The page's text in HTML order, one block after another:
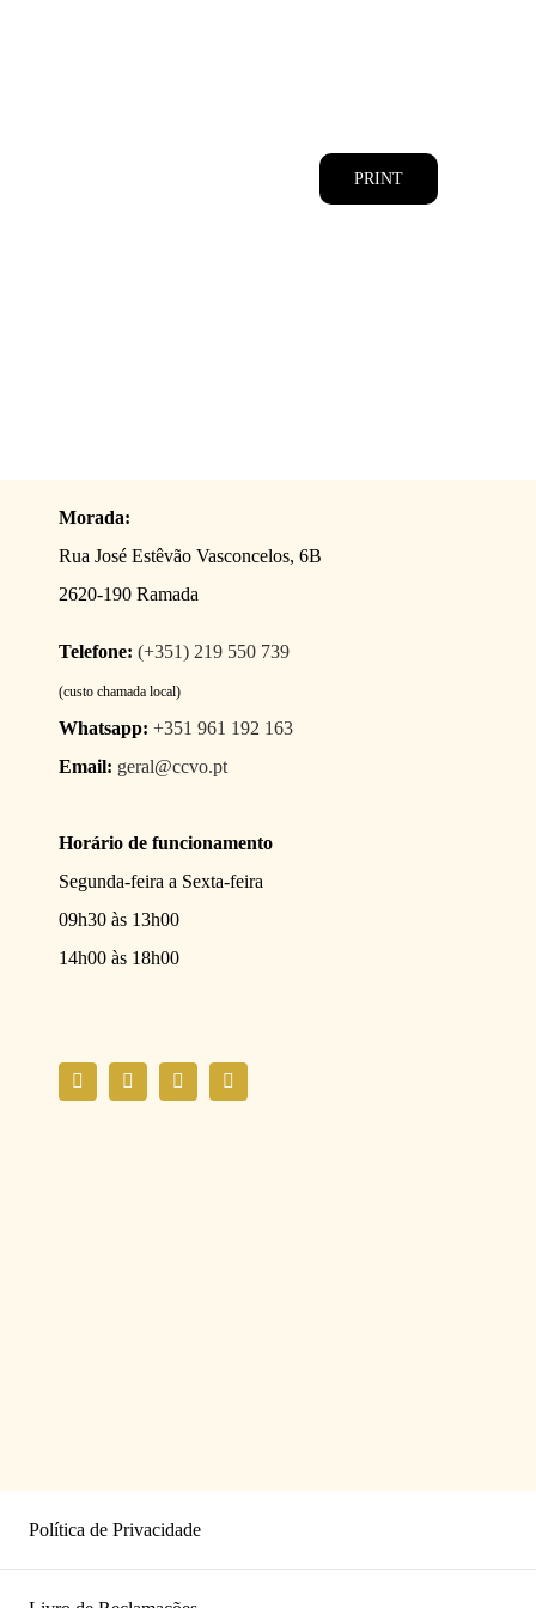
PRINT
Política de Privacidade
Morada:
Rua José Estêvão Vasconcelos, 6B
2620-190 Ramada
Telefone: (+351) 219 550 739
(custo chamada local)
Whatsapp: +351 961 192 163
Email: geral@ccvo.pt
Horário de funcionamento
Segunda-feira a Sexta-feira
09h30 às 13h00
14h00 às 18h00